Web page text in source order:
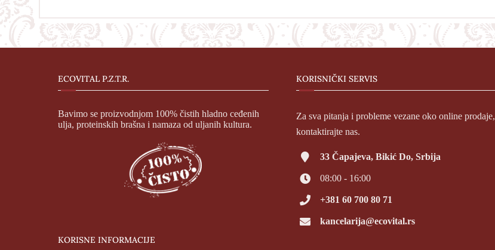
ECOVITAL P.Z.T.R.
Bavimo se proizvodnjom 100% čistih hladno ceđenih
ulja, proteinskih brašna i namaza od uljanih kultura.
KORISNIČKI SERVIS
Za sva pitanja i probleme vezane oko online prodaje,
kontaktirajte nas.
33 Čapajeva, Bikić Do, Srbija
08:00 - 16:00
+381 60 700 80 71
kancelarija@ecovital.rs
KORISNE INFORMACIJE